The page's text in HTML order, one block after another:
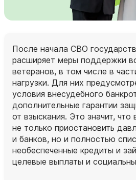
После начала СВО
расширяет меры поддержки
ветеранов, в том числе в
нагрузки. Для них
условия внесудебного
дополнительные гарантии
от взыскания. Это значит,
не только приостановить
и банков, но и полностью
необеспеченные кредиты и
целевые выплаты и